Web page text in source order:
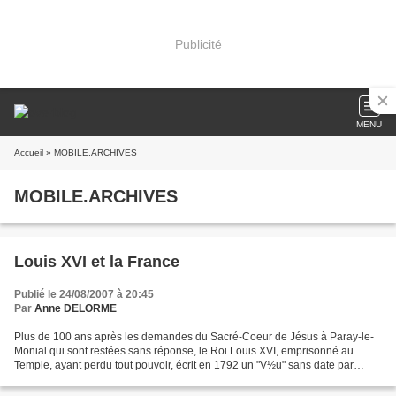
Publicité
MENU
Accueil » MOBILE.ARCHIVES
MOBILE.ARCHIVES
Louis XVI et la France
Publié le 24/08/2007 à 20:45
Par Anne DELORME
Plus de 100 ans après les demandes du Sacré-Coeur de Jésus à Paray-le-
Monial qui sont restées sans réponse, le Roi Louis XVI, emprisonné au
Temple, ayant perdu tout pouvoir, écrit en 1792 un "V½u" sans date par